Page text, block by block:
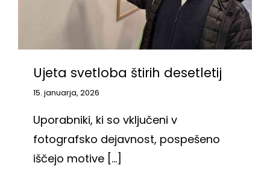
Ujeta svetloba štirih desetletij
15. januarja, 2026
Uporabniki, ki so vključeni v
fotografsko dejavnost, pospešeno
iščejo motive [...]